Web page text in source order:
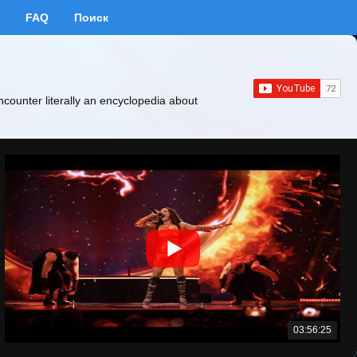
FAQ Поиск
literally an encyclopedia about
03:56:25